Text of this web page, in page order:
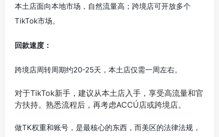
本土店面向本地市场，自然流量高；跨境店可开放多个
TikTok市场。
回款速度：
跨境店周转周期约20-25天，本土店仅需一周左右。
对于TikTok新手，建议从本土店入手，享受高流量和官
方扶持。熟悉流程后，再考虑ACCÚ店或跨境店。
做TK权重和账号，是最核心的东西，而美区的法律法规，